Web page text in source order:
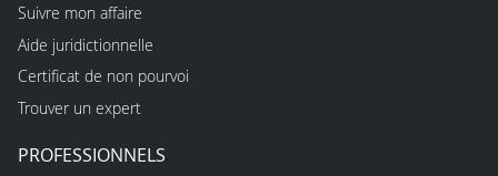
Suivre mon affaire
Aide juridictionnelle
Certificat de non pourvoi
Trouver un expert
PROFESSIONNELS